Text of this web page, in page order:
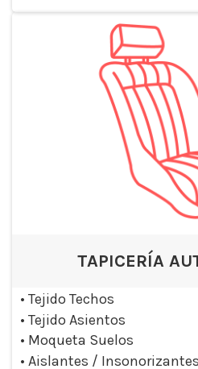
TAPICERÍA
• Tejido Techos
• Tejido Asientos
• Moqueta Suelos
• Aislantes / Insonorizantes